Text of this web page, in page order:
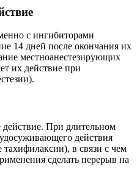
с ингибиторами
14 дней после окончания их
местноанестезирующих
их действие при
При длительном
действия
тахифилаксии), в связи с чем
сделать перерыв на